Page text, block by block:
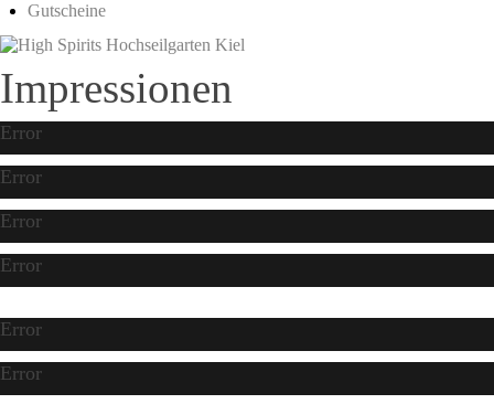
Gutscheine
Impressionen
Error
Error
Error
Error
Error
Error